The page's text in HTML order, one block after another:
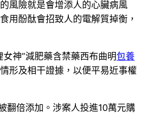
風險就是會增添人的心臟病風
用酚酞會招致人的電解質掉衡，
神”減肥藥含禁藥西布曲明包養
形及相干證據，以便平易近事權
倍添加。涉案人投進10萬元購